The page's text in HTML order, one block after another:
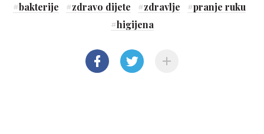
#bakterije #zdravo dijete #zdravlje #pranje ruku
#higijena